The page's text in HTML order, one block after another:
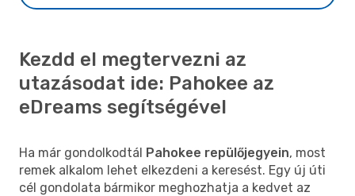
Kezdd el megtervezni az
utazásodat ide: Pahokee az
eDreams segítségével
Ha már gondolkodtál Pahokee repülőjegyein, most
remek alkalom lehet elkezdeni a keresést. Egy új úti
cél gondolata bármikor meghozhatja a kedvet az